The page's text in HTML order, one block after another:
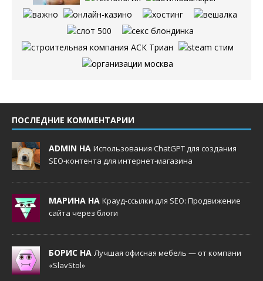
ПОСЛЕДНИЕ КОММЕНТАРИИ
ADMIN НА Использования ChatGPT для создания
SEO-контента для интернет-магазина
МАРИНА НА Крауд-ссылки для SEO: Продвижение
сайта через блоги
БОРИС НА Лучшая офисная мебель — от компани
«SlavStol»